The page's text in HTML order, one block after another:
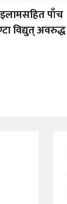
पाँच
विद्युत् अवरुद्ध